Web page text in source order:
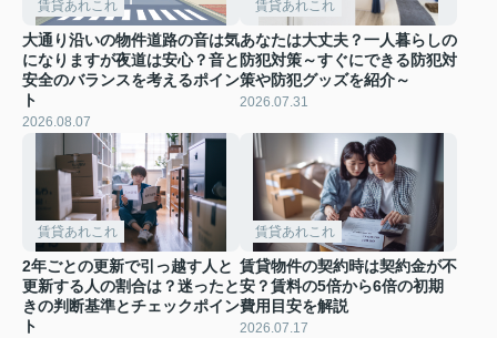
賃貸あれこれ
大通り沿いの物件道路の音は気
になりますが夜道は安心？音と
安全のバランスを考えるポイン
ト
2026.08.07
賃貸あれこれ
あなたは大丈夫？一人暮らしの
防犯対策～すぐにできる防犯対
策や防犯グッズを紹介～
2026.07.31
賃貸あれこれ
2年ごとの更新で引っ越す人と
更新する人の割合は？迷ったと
きの判断基準とチェックポイン
ト
賃貸あれこれ
賃貸物件の契約時は契約金が不
安？賃料の5倍から6倍の初期
費用目安を解説
2026.07.17